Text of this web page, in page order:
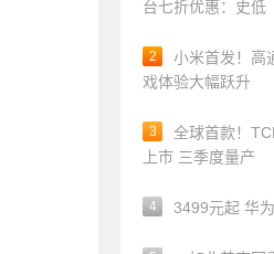
台七折优惠：史低
2
小米首发！高
戏体验大幅跃升
3
全球首款！
上市 三季度量产
4 3499元起 华